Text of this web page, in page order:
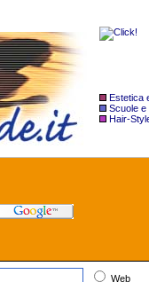
Estetica
Scuole e
Hair-
Web